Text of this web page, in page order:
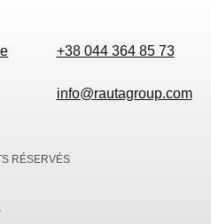
+38 044 364 85 73
info@rautagroup.com
RÉSERVÉS